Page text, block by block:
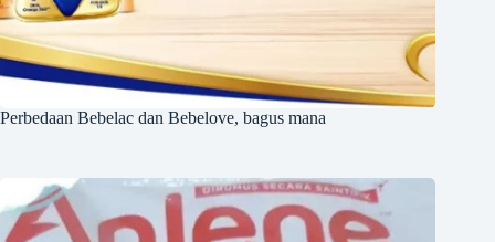
Perbedaan Bebelac dan Bebelove, bagus mana